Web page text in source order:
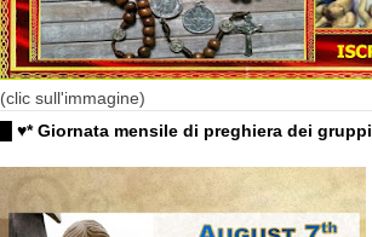
(clic sull'immagine)
█ ♥* Giornata mensile di preghiera dei